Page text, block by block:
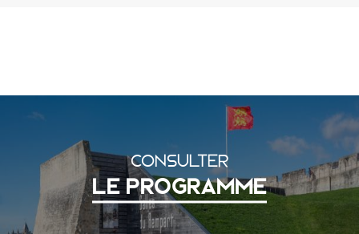
CONSULTER
LE PROGRAMME